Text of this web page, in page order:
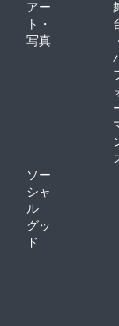
アー
ト・
写真
ソー
シャ
ル
グッ
ド